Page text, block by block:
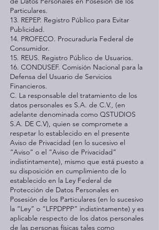
Particulares.
13. REPEP. Registro Público para Evitar
Publicidad.
14. PROFECO. Procuraduría Federal de
Consumidor.
15. REUS. Registro Público de Usuarios.
16. CONDUSEF. Comisión Nacional para la
Defensa del Usuario de Servicios
Financieros.
C. La responsable del tratamiento de los
datos personales es S.A. de C.V., (en
adelante denominada como QSTUDIOS
S.A. DE C.V), quien se compromete a
respetar lo establecido en el presente
Aviso de Privacidad (en lo sucesivo el
“Aviso” o el “Aviso de Privacidad”
indistintamente), mismo que está puesto a
su disposición en cumplimiento de lo
establecido en la Ley Federal de
Protección de Datos Personales en
Posesión de los Particulares (en lo sucesivo
la “Ley” o “LFPDPPP” indistintamente) y es
aplicable respecto de los datos personales
de las personas físicas tales como